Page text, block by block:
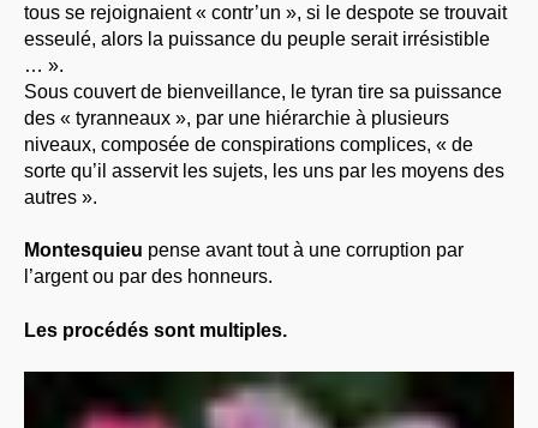
tous se rejoignaient « contr’un », si le despote se trouvait
esseulé, alors la puissance du peuple serait irrésistible
… ».
Sous couvert de bienveillance, le tyran tire sa puissance
des « tyranneaux », par une hiérarchie à plusieurs
niveaux, composée de conspirations complices, « de
sorte qu’il asservit les sujets, les uns par les moyens des
autres ».
Montesquieu pense avant tout à une corruption par
l’argent ou par des honneurs.
Les procédés sont multiples.